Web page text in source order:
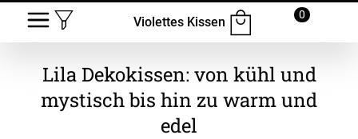
Violettes Kissen
0
Lila Dekokissen: von kühl und
mystisch bis hin zu warm und
edel